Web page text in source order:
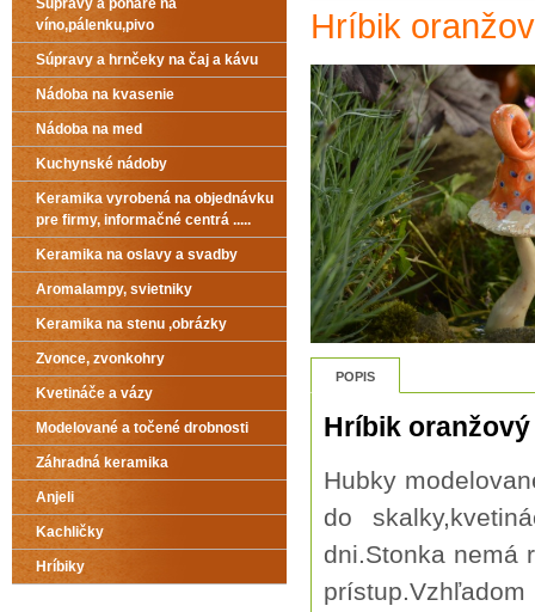
Hríbik
POPIS
Hríbik oranžový
Hubky
do
dni.Stonka nemá
Súpravy a poháre na
víno,pálenku,pivo
Súpravy a hrnčeky na čaj a kávu
Nádoba na kvasenie
Nádoba na med
Kuchynské nádoby
Keramika vyrobená na objednávku
pre firmy, informačné centrá .....
Keramika na oslavy a svadby
Aromalampy, svietniky
Keramika na stenu ,obrázky
Zvonce, zvonkohry
Kvetináče a vázy
Modelované a točené drobnosti
Záhradná keramika
Anjeli
Kachličky
Hríbiky